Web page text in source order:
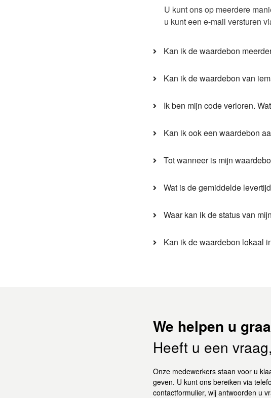
U kunt ons op meerdere
u kunt een e-mail versturen
Kan ik de waardebon
Kan ik de waardebon van
Ik ben mijn code verloren.
Kan ik ook een waardebon
Tot wanneer is mijn
Wat is de gemiddelde
Waar kan ik de status van
Kan ik de waardebon lokaal
We helpen u
Heeft u een
Onze medewerkers staan voor u
geven. U kunt ons bereiken via
contactformulier, wij antwoorden u